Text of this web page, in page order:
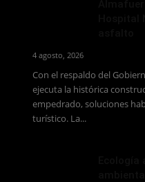
4 agosto, 2026
Con el respaldo del
ejecuta la histórica
empedrado, soluciones
turístico. La...